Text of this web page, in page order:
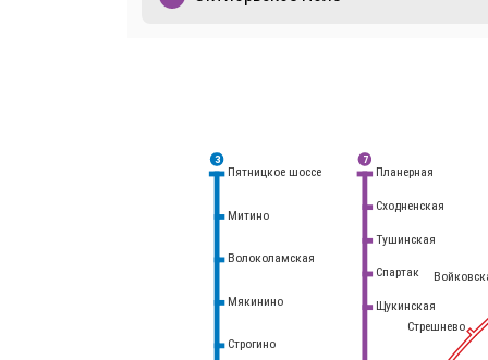
3 7
Стрешнево
Планерная
Сходненская
Тушинская
Спартак
Щукинская
Митино
Волоколамская
Мякинино
Строгино
Пятницкое шоссе